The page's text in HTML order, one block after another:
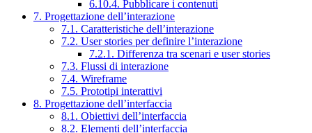
6.10.4. Pubblicare i contenuti
7. Progettazione dell’interazione
7.1. Caratteristiche dell’interazione
7.2. User stories per definire l’interazione
7.2.1. Differenza tra scenari e user stories
7.3. Flussi di interazione
7.4. Wireframe
7.5. Prototipi interattivi
8. Progettazione dell’interfaccia
8.1. Obiettivi dell’interfaccia
8.2. Elementi dell’interfaccia